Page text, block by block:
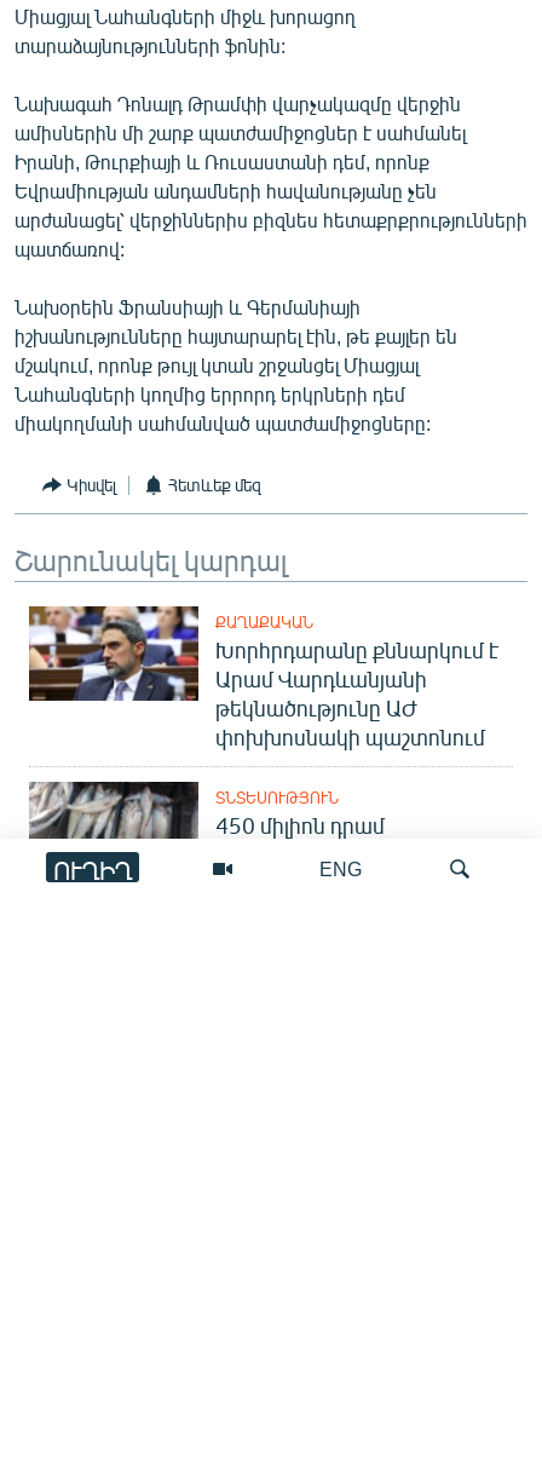
«Ազատության» բոլոր կայքերը
ENG
ՈՒՂԻՂ
Միացյալ Նահանգների միջև խորացող
տարաձայնությունների ֆոնին:
Նախագահ Դոնալդ Թրամփի վարչակազմը վերջին
ամիսներին մի շարք պատժամիջոցներ է սահմանել
Իրանի, Թուրքիայի և Ռուսաստանի դեմ, որոնք
Եվրամիության անդամների հավանությանը չեն
արժանացել՝ վերջիններիս բիզնես հետաքրքրությունների
պատճառով:
Նախօրեին Ֆրանսիայի և Գերմանիայի
իշխանությունները հայտարարել էին, թե քայլեր են
մշակում, որոնք թույլ կտան շրջանցել Միացյալ
Նահանգների կողմից երրորդ երկրների դեմ
միակողմանի սահմանված պատժամիջոցները:
Կիսվել Հետևեք մեզ
Շարունակել կարդալ
ՔԱՂԱՔԱԿԱՆ
Խորհրդարանը քննարկում է
Արամ Վարդևանյանի
թեկնածությունը ԱԺ
փոխխոսնակի պաշտոնում
ՏՆՏԵՍՈՒԹՅՈՒՆ
450 միլիոն դրամ
ձկնաբույծներին. կլուծի՞